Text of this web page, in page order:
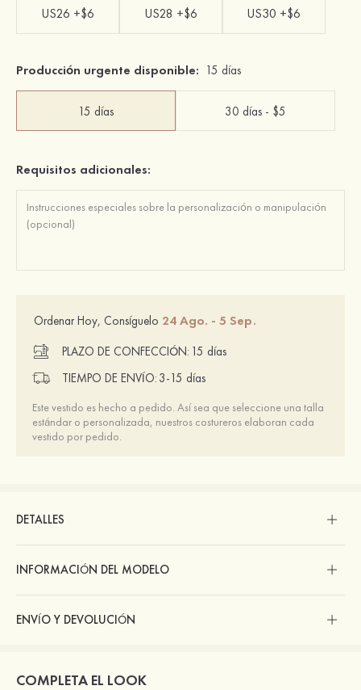
US26 +$6 US28 +$6 US30 +$6
Producción urgente disponible: 15 días
15 días 30 días - $5
Requisitos adicionales:
Ordenar Hoy, Consíguelo 24 Ago. - 5 Sep.
PLAZO DE CONFECCIÓN: 15 días
TIEMPO DE ENVÍO: 3-15 días
Este vestido es hecho a pedido. Así sea que seleccione una talla
estándar o personalizada, nuestros costureros elaboran cada
vestido por pedido.
DETALLES
INFORMACIÓN DEL MODELO
ENVÍO Y DEVOLUCIÓN
COMPLETA EL LOOK